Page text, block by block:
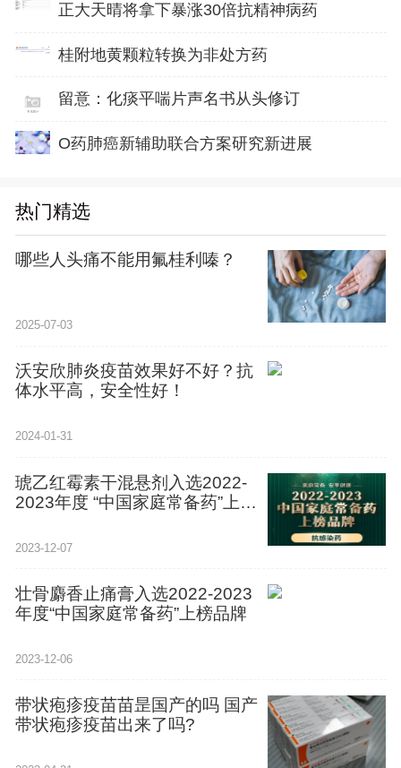
正大天晴将拿下暴涨30倍抗精神病药
桂附地黄颗粒转换为非处方药
留意：化痰平喘片声名书从头修订
O药肺癌新辅助联合方案研究新进展
热门精选
哪些人头痛不能用氟桂利嗪？
2025-07-03
沃安欣肺炎疫苗效果好不好？抗
体水平高，安全性好！
2024-01-31
琥乙红霉素干混悬剂入选2022-
2023年度 “中国家庭常备药”上榜
2023-12-07
壮骨麝香止痛膏入选2022-2023
年度“中国家庭常备药”上榜品牌
2023-12-06
带状疱疹疫苗苗昰国产的吗 国产
带状疱疹疫苗出来了吗?